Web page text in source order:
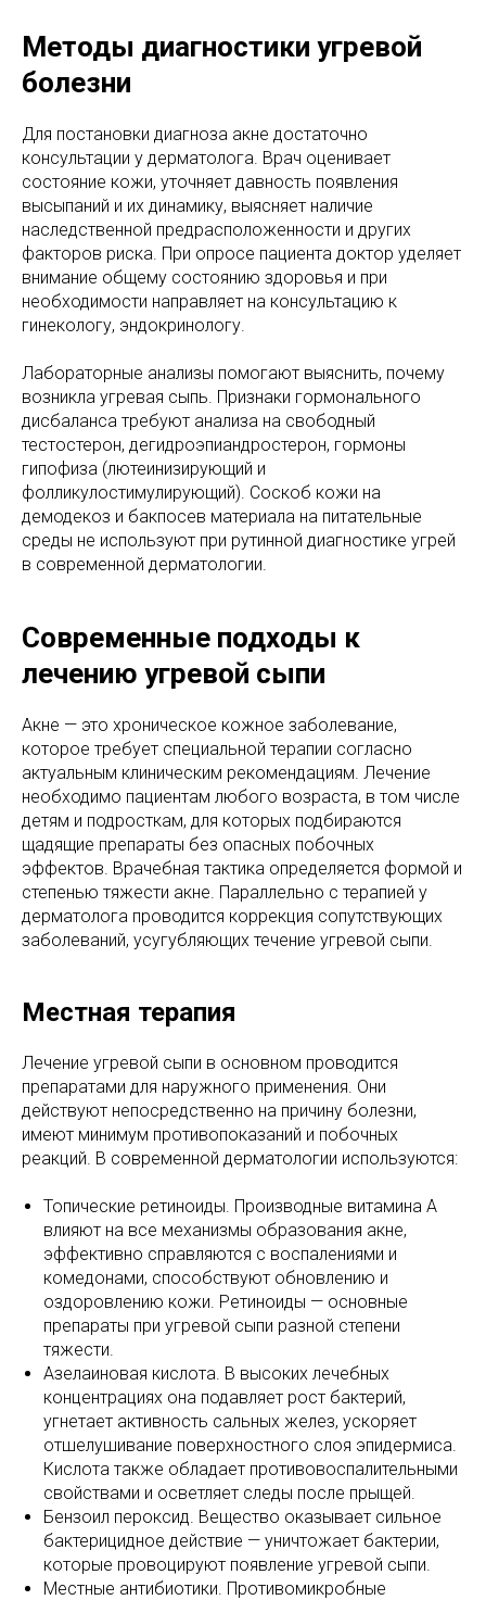
Методы диагностики угревой
болезни
Для постановки диагноза акне достаточно
консультации у дерматолога. Врач оценивает
состояние кожи, уточняет давность появления
высыпаний и их динамику, выясняет наличие
наследственной предрасположенности и других
факторов риска. При опросе пациента доктор уделяет
внимание общему состоянию здоровья и при
необходимости направляет на консультацию к
гинекологу, эндокринологу.
Лабораторные анализы помогают выяснить, почему
возникла угревая сыпь. Признаки гормонального
дисбаланса требуют анализа на свободный
тестостерон, дегидроэпиандростерон, гормоны
гипофиза (лютеинизирующий и
фолликулостимулирующий). Соскоб кожи на
демодекоз и бакпосев материала на питательные
среды не используют при рутинной диагностике угрей
в современной дерматологии.
Современные подходы к
лечению угревой сыпи
Акне — это хроническое кожное заболевание,
которое требует специальной терапии согласно
актуальным клиническим рекомендациям. Лечение
необходимо пациентам любого возраста, в том числе
детям и подросткам, для которых подбираются
щадящие препараты без опасных побочных
эффектов. Врачебная тактика определяется формой и
степенью тяжести акне. Параллельно с терапией у
дерматолога проводится коррекция сопутствующих
заболеваний, усугубляющих течение угревой сыпи.
Местная терапия
Лечение угревой сыпи в основном проводится
препаратами для наружного применения. Они
действуют непосредственно на причину болезни,
имеют минимум противопоказаний и побочных
реакций. В современной дерматологии используются:
Топические ретиноиды. Производные витамина А
влияют на все механизмы образования акне,
эффективно справляются с воспалениями и
комедонами, способствуют обновлению и
оздоровлению кожи. Ретиноиды — основные
препараты при угревой сыпи разной степени
тяжести.
Азелаиновая кислота. В высоких лечебных
концентрациях она подавляет рост бактерий,
угнетает активность сальных желез, ускоряет
отшелушивание поверхностного слоя эпидермиса.
Кислота также обладает противовоспалительными
свойствами и осветляет следы после прыщей.
Бензоил пероксид. Вещество оказывает сильное
бактерицидное действие — уничтожает бактерии,
которые провоцируют появление угревой сыпи.
Местные антибиотики. Противомикробные